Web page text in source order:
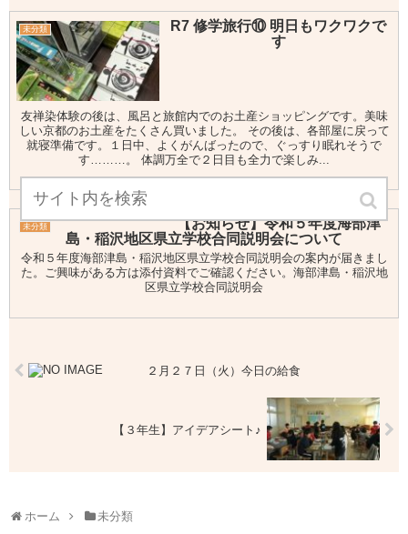
未分類
R7 修学旅行⑩ 明日もワクワクで
す
友禅染体験の後は、風呂と旅館内でのお土産ショッピングです。美味
しい京都のお土産をたくさん買いました。 その後は、各部屋に戻って
就寝準備です。１日中、よくがんばったので、ぐっすり眠れそうで
す………。 体調万全で２日目も全力で楽しみ...
未分類
【お知らせ】令和５年度海部津
島・稲沢地区県立学校合同説明会について
令和５年度海部津島・稲沢地区県立学校合同説明会の案内が届きまし
た。ご興味がある方は添付資料でご確認ください。海部津島・稲沢地
区県立学校合同説明会
２月２７日（火）今日の給食
【３年生】アイデアシート♪
ホーム 未分類